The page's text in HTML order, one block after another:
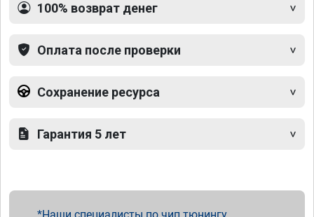
100% возврат денег
Оплата после проверки
Сохранение ресурса
Гарантия 5 лет